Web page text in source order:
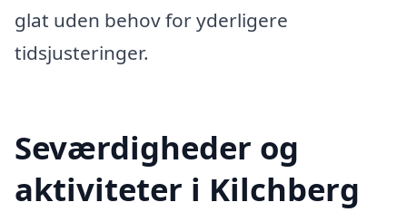
glat uden behov for yderligere
tidsjusteringer.
Seværdigheder og
aktiviteter i Kilchberg